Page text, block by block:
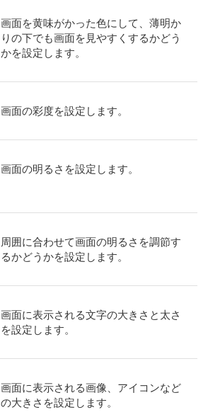
画面を黄味がかった色にして、薄明か
りの下でも画面を見やすくするかどう
かを設定します。
画面の彩度を設定します。
画面の明るさを設定します。
周囲に合わせて画面の明るさを調節す
るかどうかを設定します。
画面に表示される文字の大きさと太さ
を設定します。
画面に表示される画像、アイコンなど
の大きさを設定します。